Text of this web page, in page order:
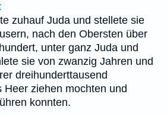
zuhauf Juda und stellete sie
nach den Obersten über
unter ganz Juda und
sie von zwanzig Jahren und
dreihunderttausend
Heer ziehen mochten und
konnten.